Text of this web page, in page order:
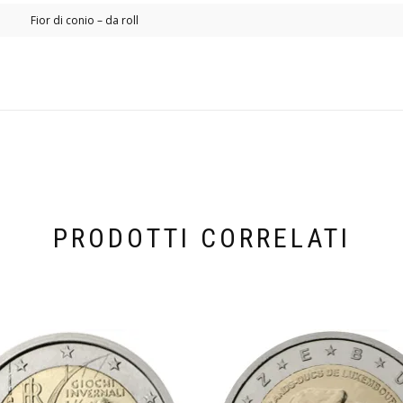
Fior di conio – da roll
PRODOTTI CORRELATI